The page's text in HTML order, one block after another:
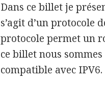
Dans ce billet je
s’agit d’un protocole
protocole permet un
ce billet nous
compatible avec IPV6.